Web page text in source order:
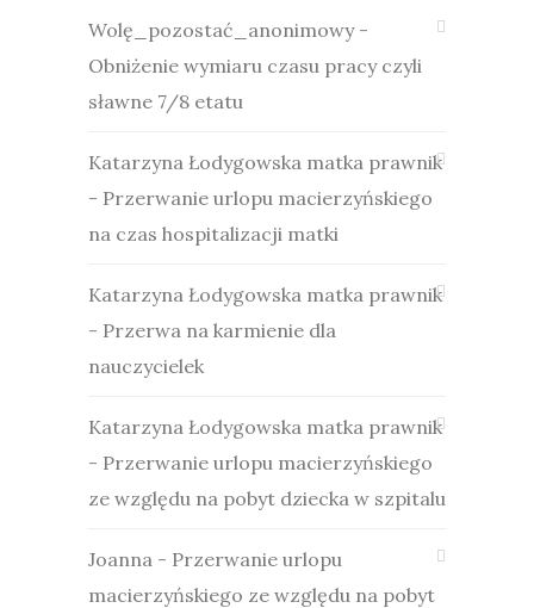
Wolę_pozostać_anonimowy-
Obniżenie wymiaru czasu pracy czyli
sławne 7/8 etatu
Katarzyna Łodygowska matka prawnik
- Przerwanie urlopu macierzyńskiego
na czas hospitalizacji matki
Katarzyna Łodygowska matka prawnik
- Przerwa na karmienie dla
nauczycielek
Katarzyna Łodygowska matka prawnik
- Przerwanie urlopu macierzyńskiego
ze względu na pobyt dziecka w szpitalu
Joanna - Przerwanie urlopu
macierzyńskiego ze względu na pobyt